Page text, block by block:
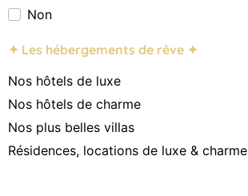
Non
✦ Les hébergements de rêve ✦
Nos hôtels de luxe
Nos hôtels de charme
Nos plus belles villas
Résidences, locations de luxe & charme